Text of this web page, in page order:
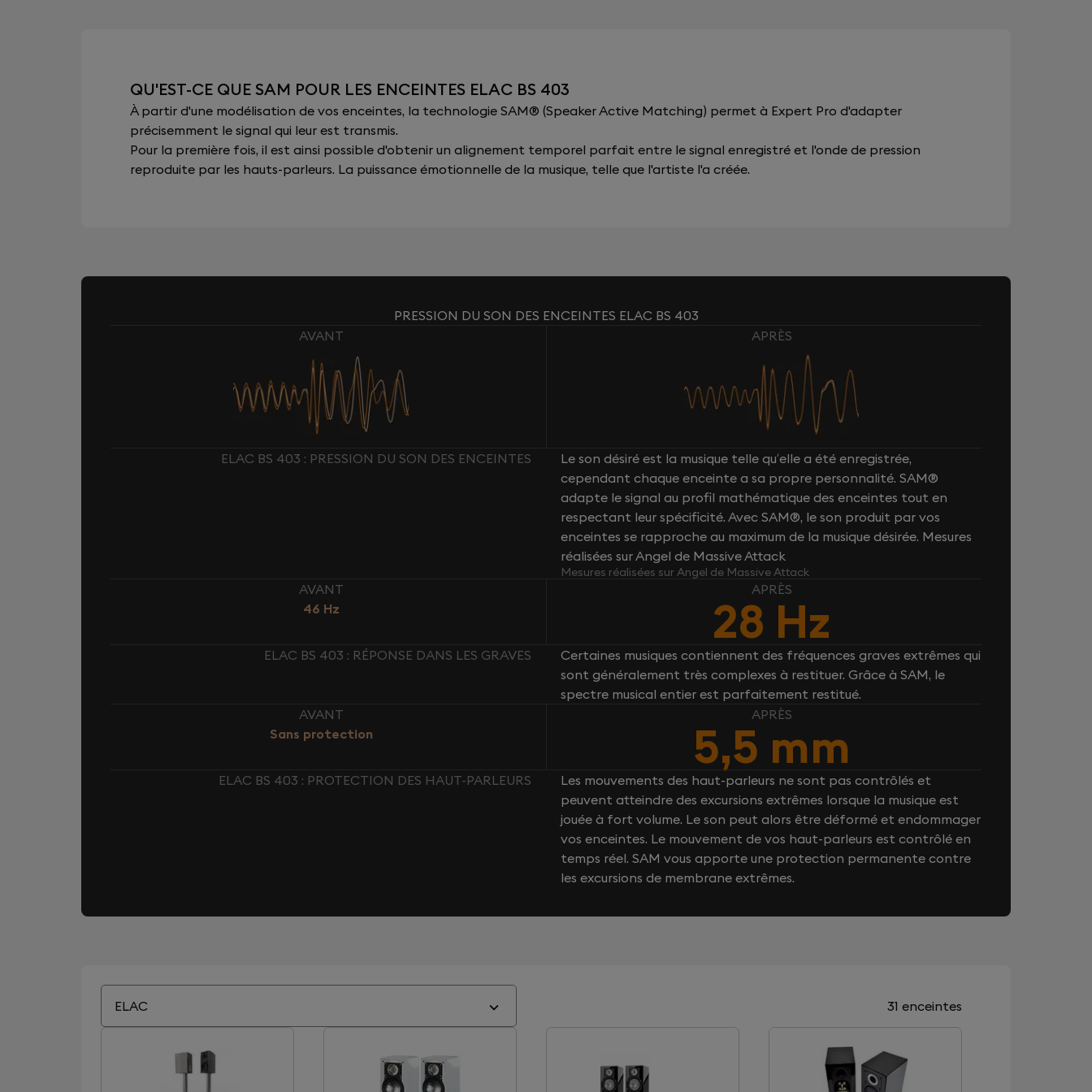
QU'EST-CE QUE SAM POUR LES ENCEINTES ELAC BS 403
À partir d'une modélisation de vos enceintes, la technologie SAM® (Speaker Active Matching) permet à Expert Pro d'adapter
précisemment le signal qui leur est transmis.
Pour la première fois, il est ainsi possible d'obtenir un alignement temporel parfait entre le signal enregistré et l'onde de pression
reproduite par les hauts-parleurs. La puissance émotionnelle de la musique, telle que l'artiste l'a créée.
PRESSION DU SON DES ENCEINTES ELAC BS 403
AVANT
APRÈS
ELAC BS 403 : PRESSION DU SON DES ENCEINTES
Le son désiré est la musique telle qu’elle a été enregistrée,
cependant chaque enceinte a sa propre personnalité. SAM®
adapte le signal au profil mathématique des enceintes tout en
respectant leur spécificité. Avec SAM®, le son produit par vos
enceintes se rapproche au maximum de la musique désirée. Mesures
réalisées sur Angel de Massive Attack
Mesures réalisées sur Angel de Massive Attack
AVANT
46 Hz
APRÈS
28 Hz
ELAC BS 403 : RÉPONSE DANS LES GRAVES
Certaines musiques contiennent des fréquences graves extrêmes qui
sont généralement très complexes à restituer. Grâce à SAM, le
spectre musical entier est parfaitement restitué.
AVANT
Sans protection
APRÈS
5,5 mm
ELAC BS 403 : PROTECTION DES HAUT-PARLEURS
Les mouvements des haut-parleurs ne sont pas contrôlés et
peuvent atteindre des excursions extrêmes lorsque la musique est
jouée à fort volume. Le son peut alors être déformé et endommager
vos enceintes. Le mouvement de vos haut-parleurs est contrôlé en
temps réel. SAM vous apporte une protection permanente contre
les excursions de membrane extrêmes.
ELAC 31 enceintes